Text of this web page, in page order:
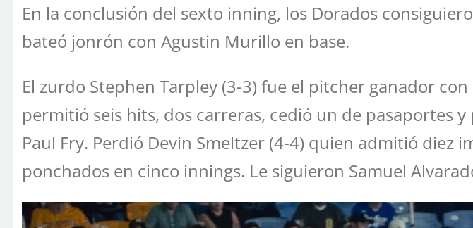
En la conclusión del sexto inning, los Dorados
bateó jonrón con Agustin Murillo en base.
El zurdo Stephen Tarpley (3-3) fue el pitcher ganador
permitió seis hits, dos carreras, cedió un de pasaportes
Paul Fry. Perdió Devin Smeltzer (4-4) quien admitió diez
ponchados en cinco innings. Le siguieron Samuel